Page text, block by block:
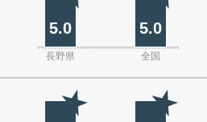
5.0 5.0
長野県 全国